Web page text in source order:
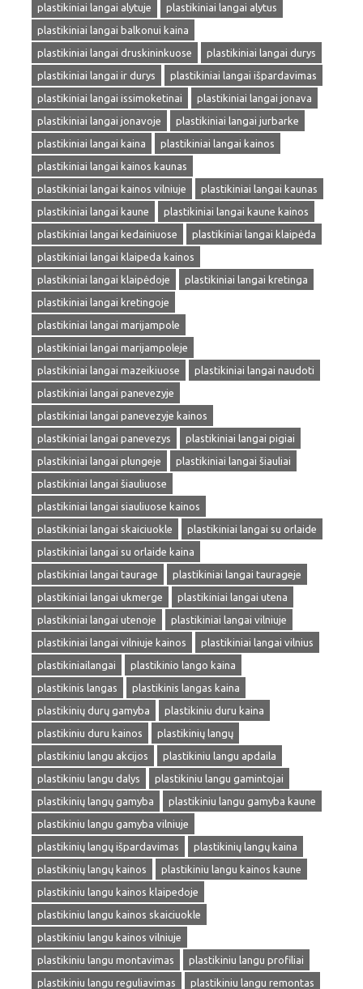
plastikiniai langai alytuje
plastikiniai langai alytus
plastikiniai langai balkonui kaina
plastikiniai langai druskininkuose
plastikiniai langai durys
plastikiniai langai ir durys
plastikiniai langai išpardavimas
plastikiniai langai issimoketinai
plastikiniai langai jonava
plastikiniai langai jonavoje
plastikiniai langai jurbarke
plastikiniai langai kaina
plastikiniai langai kainos
plastikiniai langai kainos kaunas
plastikiniai langai kainos vilniuje
plastikiniai langai kaunas
plastikiniai langai kaune
plastikiniai langai kaune kainos
plastikiniai langai kedainiuose
plastikiniai langai klaipėda
plastikiniai langai klaipeda kainos
plastikiniai langai klaipėdoje
plastikiniai langai kretinga
plastikiniai langai kretingoje
plastikiniai langai marijampole
plastikiniai langai marijampoleje
plastikiniai langai mazeikiuose
plastikiniai langai naudoti
plastikiniai langai panevezyje
plastikiniai langai panevezyje kainos
plastikiniai langai panevezys
plastikiniai langai pigiai
plastikiniai langai plungeje
plastikiniai langai šiauliai
plastikiniai langai šiauliuose
plastikiniai langai siauliuose kainos
plastikiniai langai skaiciuokle
plastikiniai langai su orlaide
plastikiniai langai su orlaide kaina
plastikiniai langai taurage
plastikiniai langai taurageje
plastikiniai langai ukmerge
plastikiniai langai utena
plastikiniai langai utenoje
plastikiniai langai vilniuje
plastikiniai langai vilniuje kainos
plastikiniai langai vilnius
plastikiniailangai
plastikinio lango kaina
plastikinis langas
plastikinis langas kaina
plastikinių durų gamyba
plastikiniu duru kaina
plastikiniu duru kainos
plastikinių langų
plastikiniu langu akcijos
plastikiniu langu apdaila
plastikiniu langu dalys
plastikiniu langu gamintojai
plastikinių langų gamyba
plastikiniu langu gamyba kaune
plastikiniu langu gamyba vilniuje
plastikinių langų išpardavimas
plastikinių langų kaina
plastikinių langų kainos
plastikiniu langu kainos kaune
plastikiniu langu kainos klaipedoje
plastikiniu langu kainos skaiciuokle
plastikiniu langu kainos vilniuje
plastikiniu langu montavimas
plastikiniu langu profiliai
plastikiniu langu reguliavimas
plastikiniu langu remontas